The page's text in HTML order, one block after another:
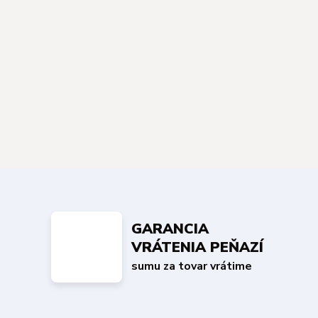
GARANCIA
VRÁTENIA PEŇAZÍ
sumu za tovar vrátime